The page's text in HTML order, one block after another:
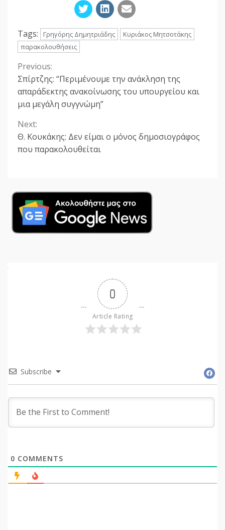
Tags: Γρηγόρης Δημητριάδης
Κυριάκος Μητσοτάκης
παρακολουθήσεις
Continue
Reading
Previous:
Σπίρτζης: “Περιμένουμε την ανάκληση της
απαράδεκτης ανακοίνωσης του υπουργείου και
μια μεγάλη συγγνώμη”
Next:
Θ. Κουκάκης: Δεν είμαι ο μόνος δημοσιογράφος
που παρακολουθείται
0
Article Rating
Subscribe
0 COMMENTS